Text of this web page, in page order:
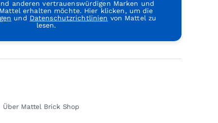
anderen vertrauenswürdigen Marken und
erhalten möchte. Hier klicken, um die
und Datenschutzrichtlinien von Mattel zu
lesen.
Über Mattel Brick Shop